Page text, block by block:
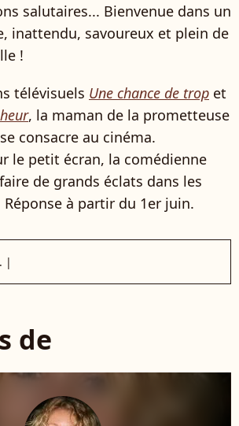
salutaires... Bienvenue dans un
inattendu, savoureux et plein de
!
télévisuels Une chance de trop et
, la maman de la prometteuse
se consacre au cinéma.
le petit écran, la comédienne
de grands éclats dans les
Réponse à partir du 1er juin.
|
de